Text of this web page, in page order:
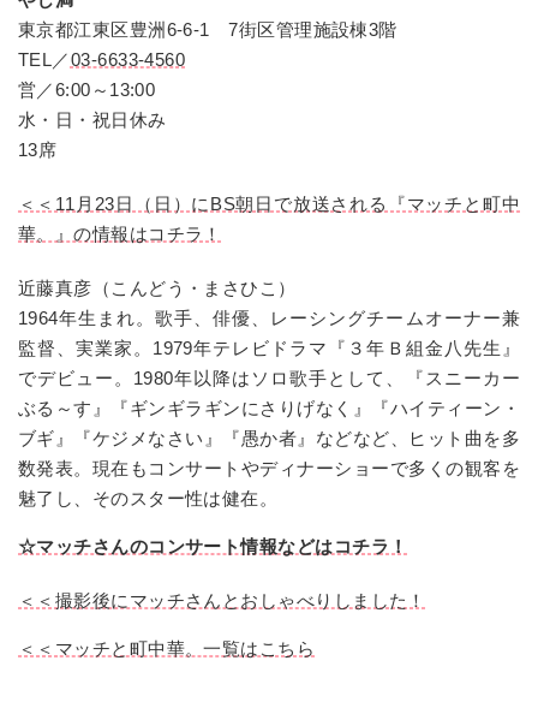
東京都江東区豊洲6-6-1 7街区管理施設棟3階
TEL／03-6633-4560
営／6:00～13:00
水・日・祝日休み
13席
＜＜11月23日（日）にBS朝日で放送される『マッチと町中
華。』の情報はコチラ！
近藤真彦（こんどう・まさひこ）
1964年生まれ。歌手、俳優、レーシングチームオーナー兼
監督、実業家。 1979年テレビドラマ『３年Ｂ組金八先生』
でデビュー。 1980年以降はソロ歌手として、『スニーカー
ぶる～す』『ギンギラギンにさりげなく』『ハイティーン・
ブギ』『ケジメなさい』『愚か者』などなど、ヒット曲を多
数発表。現在もコンサートやディナーショーで多くの観客を
魅了し、そのスター性は健在。
☆マッチさんのコンサート情報などはコチラ！
＜＜撮影後にマッチさんとおしゃべりしました！
＜＜マッチと町中華。一覧はこちら